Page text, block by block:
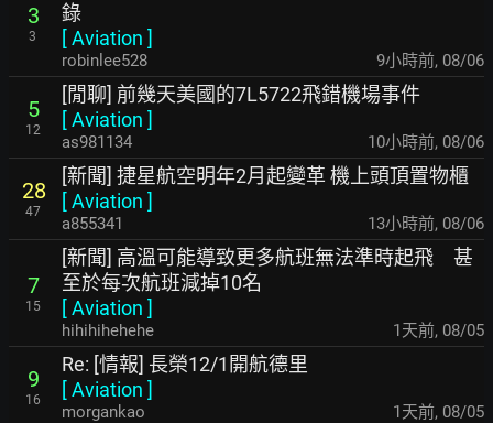
3
3
錄
[Aviation ]
robinlee528 9小時前, 08/06
5
12
[閒聊] 前幾天美國的7L5722飛錯機場事件
[Aviation ]
as981134 10小時前, 08/06
28
47
[新聞] 捷星航空明年2月起變革 機上頭頂置物櫃
[Aviation ]
a855341 13小時前, 08/06
7
15
[新聞] 高溫可能導致更多航班無法準時起飛 甚
至於每次航班減掉10名
[Aviation ]
hihihihehehe 1天前, 08/05
9
16
Re: [情報] 長榮12/1開航德里
[Aviation ]
morgankao 1天前, 08/05